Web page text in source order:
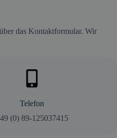
das Kontaktformular. Wir
Telefon
(0) 89-125037415